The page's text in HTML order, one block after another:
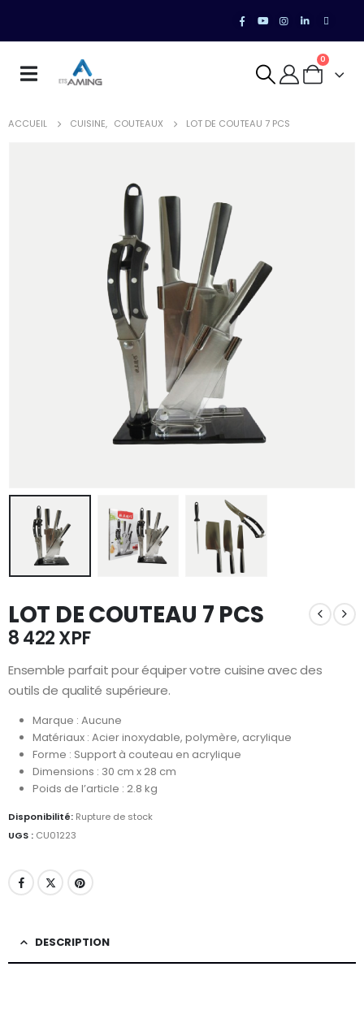
0
ACCUEIL CUISINE, COUTEAUX LOT DE COUTEAU 7 PCS
LOT DE COUTEAU 7 PCS
8 422XPF
Ensemble parfait pour équiper votre cuisine avec des
outils de qualité supérieure.
Marque : Aucune
Matériaux : Acier inoxydable, polymère, acrylique
Forme : Support à couteau en acrylique
Dimensions : 30 cm x 28 cm
Poids de l’article : 2.8 kg
Disponibilité: Rupture de stock
UGS : CU01223
DESCRIPTION